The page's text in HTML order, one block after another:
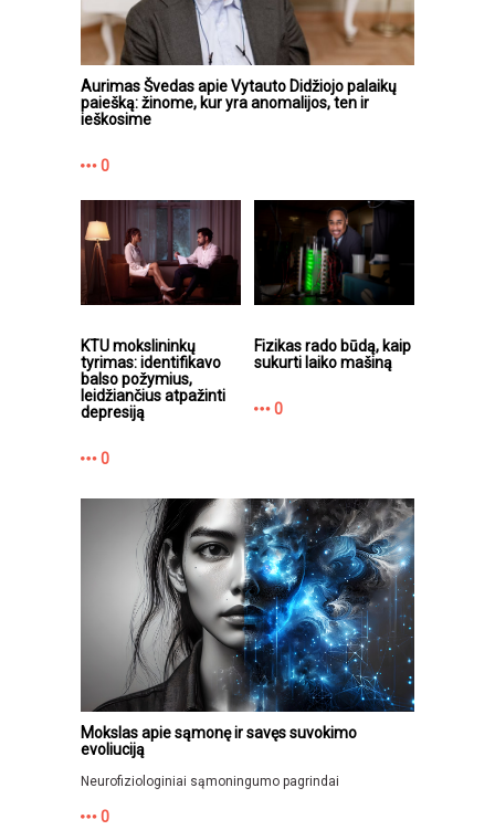
Aurimas Švedas apie Vytauto Didžiojo palaikų
paiešką: žinome, kur yra anomalijos, ten ir
ieškosime
0
KTU mokslininkų
tyrimas: identifikavo
balso požymius,
leidžiančius atpažinti
depresiją
0
Fizikas rado būdą, kaip
sukurti laiko mašiną
0
Mokslas apie sąmonę ir savęs suvokimo
evoliuciją
Neurofiziologiniai sąmoningumo pagrindai
0